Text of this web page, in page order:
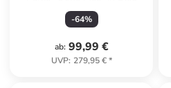
-64%
ab: 99,99 €
UVP: 279,95 €*